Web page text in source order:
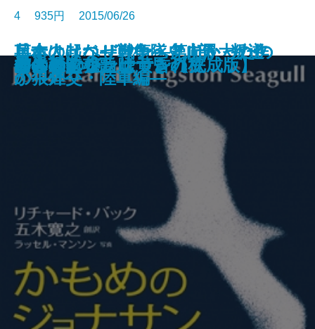
チンネの裁き
日本人はなぜ戦争へと向かったの
か―果てしなき戦線拡大編―
なめらかで熱くて甘苦しくて
残穢
魚のように
兵士は起つ―自衛隊史上最大の作
戦―
黙示
アニバーサリー
風の払暁―満州国演義一―
風と共に去りぬ 第5巻
4 935円 2015/06/26
かもめのジョナサン【完成版】
革命のリベリオン―第II部 叛逆
の狼煙―
君と過ごした嘘つきの秋
なきむし姫
何者
ニュータウンは黄昏れて
神の棘I
神の棘II
肉体の鎮魂歌
日本人はなぜ戦争へと向かったの
か―外交・陸軍編―